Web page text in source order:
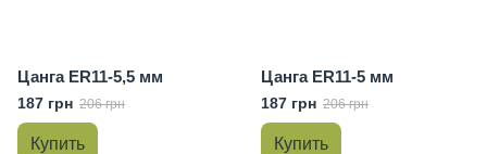
Цанга ER11-5,5 мм
187 грн 206 грн
Купить
Цанга ER11-5 мм
187 грн 206 грн
Купить